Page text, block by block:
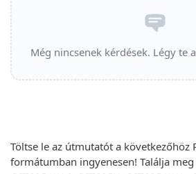
Még nincsenek kérdések. Légy te
Töltse le az útmutatót a következőhöz
formátumban ingyenesen! Találja